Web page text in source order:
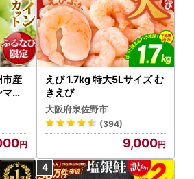
市産
ス
2
ャ
ツ
えび 1.7kg 特大5Lサイズ む
きえび
大阪府泉佐野市
(394)
9,000